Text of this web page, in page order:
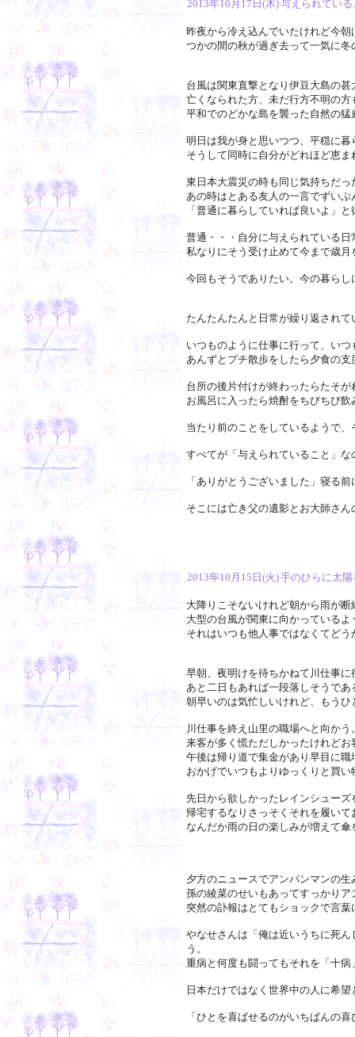
2013年10月17日(木)与えられている
昨夜から冷え込んでいたけれど今
つかの間の秋が過ぎ去って一気に
台風は関東直撃となり伊豆大島の
亡くなられた方、未だ行方不明の
平和でのどかな島を襲った自然の
明日は我が身と思いつつ、平穏に
そうして同時に自分がどれほど恵
東日本大震災の時も同じ気持ちだっ
あの時はとある友人の一言でずい
「普通に暮らしていれば良いよ」
普通・・・自分に与えられている
私なりにそう受け止めて今まで歳
今回もそうでありたい。今の暮ら
たんたんたんと日常が繰り返されて
いつものように仕事に行って、い
あんずとプチ散歩をしたら夕食の
台所の後片付けが終わったらたそ
お風呂に入ったら焼酎をちびちび
当たり前のことをしているようで
すべてが「与えられていること」
「ありがとうございました」寝る
そこには亡き父の遺影とお大師さ
2013年10月15日(火)手のひらに太陽
大降りこそないけれど朝から雨が
大型の台風が関東に向かっている
それはいつも他人事ではなくてど
早朝、夜明けを待ちかねて川仕事に
あと二日もあれば一段落しそうであ
朝早いのは気忙しいけれど、もう
川仕事を終え山里の職場へと向かう
来客が多く慌ただしかったけれど
午後は帰り道で集金があり早目に職
おかげでいつもよりゆっくりと買
先日から欲しかったレインシューズ
帰宅するなりさっそくそれを履い
なんだか雨の日の楽しみが増えて
夕方のニュースでアンパンマンの
孫の綾菜のせいもあってすっかり
突然の訃報はとてもショックで言
やなせさんは「俺は近いうちに死
う。
重病と何度も闘ってもそれを「十
日本だけではなく世界中の人に希
「ひとを喜ばせるのがいちばんの